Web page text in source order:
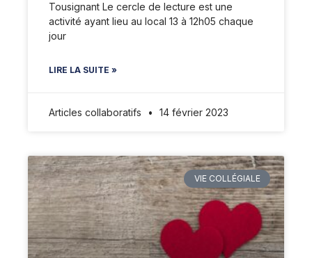
Tousignant Le cercle de lecture est une
activité ayant lieu au local 13 à 12h05 chaque
jour
LIRE LA SUITE »
Articles collaboratifs 14 février 2023
VIE COLLÉGIALE